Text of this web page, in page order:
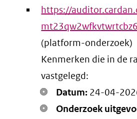
https://
(platform-onderzoek)
Kenmerken die in de
vastgelegd:
Datum: 24-04-
Onderzoek